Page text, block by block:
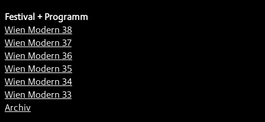
Festival + Programm
Wien Modern 38
Wien Modern 37
Wien Modern 36
Wien Modern 35
Wien Modern 34
Wien Modern 33
Archiv